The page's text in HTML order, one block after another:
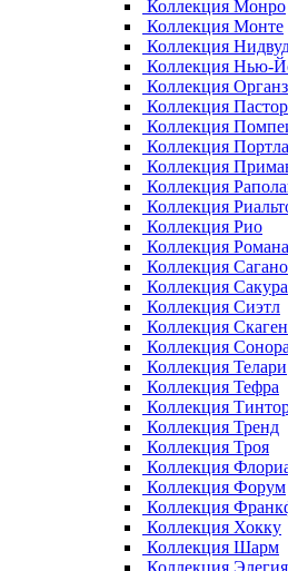
Коллекция Монро
Коллекция Монте
Коллекция
Коллекция Нью-
Коллекция
Коллекция
Коллекция
Коллекция
Коллекция
Коллекция
Коллекция
Коллекция Рио
Коллекция Романа
Коллекция Сагано
Коллекция Сакура
Коллекция Сиэтл
Коллекция Скаген
Коллекция Сонора
Коллекция Телари
Коллекция Тефра
Коллекция
Коллекция Тренд
Коллекция Троя
Коллекция
Коллекция Форум
Коллекция
Коллекция Хокку
Коллекция Шарм
Коллекция Элегия